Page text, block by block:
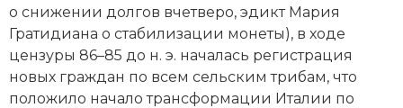
Нумизматика
Образование
Общественные объединения и организации
о снижении долгов вчетверо, эдикт Мария
Гратидиана о стабилизации монеты), в ходе
цензуры 86–85 до н. э. началась регистрация
новых граждан по всем сельским трибам, что
положило начало трансформации Италии по